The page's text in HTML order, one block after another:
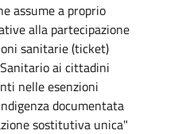
assume a proprio
alla partecipazione
sanitarie (ticket)
ai cittadini
nelle esenzioni
documentata
sostitutiva unica"